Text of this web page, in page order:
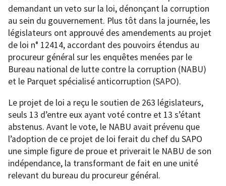
demandant un veto sur la loi, dénonçant la corruption
au sein du gouvernement. Plus tôt dans la journée, les
législateurs ont approuvé des amendements au projet
de loi n° 12414, accordant des pouvoirs étendus au
procureur général sur les enquêtes menées par le
Bureau national de lutte contre la corruption (NABU)
et le Parquet spécialisé anticorruption (SAPO).
Le projet de loi a reçu le soutien de 263 législateurs,
seuls 13 d’entre eux ayant voté contre et 13 s’étant
abstenus. Avant le vote, le NABU avait prévenu que
l’adoption de ce projet de loi ferait du chef du SAPO
une simple figure de proue et priverait le NABU de son
indépendance, la transformant de fait en une unité
relevant du bureau du procureur général.